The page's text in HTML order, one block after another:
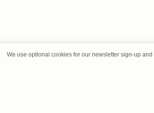
We use optional cookies for our newsletter sign-up